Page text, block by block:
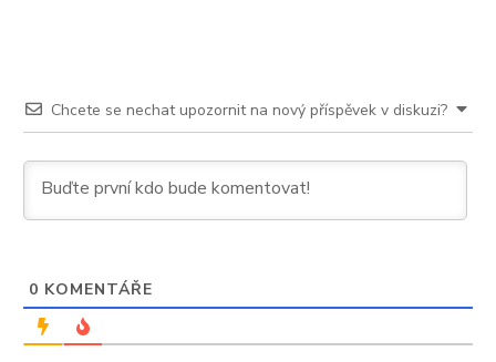
Chcete se nechat upozornit na nový příspěvek v diskuzi?
0 KOMENTÁŘE